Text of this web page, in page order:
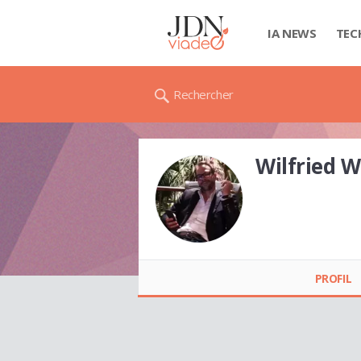
IA NEWS
Rechercher
Wilfried
PROFIL